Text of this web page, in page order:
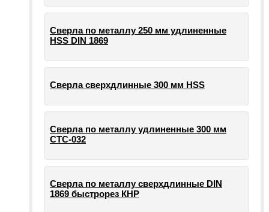
Сверла по металлу 250 мм удлиненные
HSS DIN 1869
Сверла сверхдлинные 300 мм HSS
Сверла по металлу удлиненные 300 мм
СТС-032
Сверла по металлу сверхдлинные DIN
1869 быстрорез КНР